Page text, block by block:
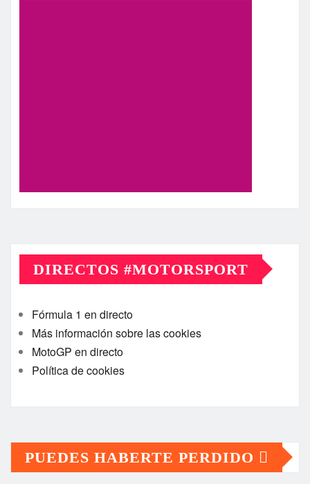
DIRECTOS #MOTORSPORT
Fórmula 1 en directo
Más información sobre las cookies
MotoGP en directo
Política de cookies
PUEDES HABERTE PERDIDO